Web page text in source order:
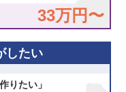
33万円〜
したい
りたい」